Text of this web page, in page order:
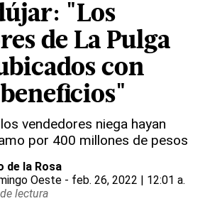
"Los
de La Pulga
con
vendedores niega hayan
por 400 millones de pesos
de la Rosa
Oeste - feb. 26, 2022 | 12:01 a.
lectura